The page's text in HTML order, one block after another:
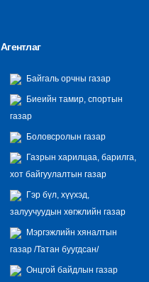
Агентлаг
Байгаль орчны газар
Биеийн тамир, спортын
газар
Боловсролын газар
Газрын харилцаа, барилга,
хот байгуулалтын газар
Гэр бүл, хүүхэд,
залуучуудын хөгжлийн газар
Мэргэжлийн хяналтын
газар /Татан буугдсан/
Онцгой байдлын газар